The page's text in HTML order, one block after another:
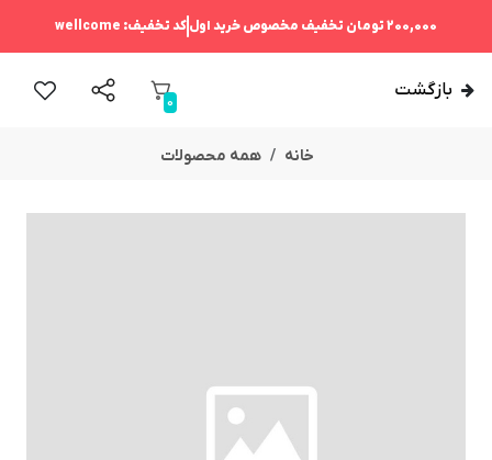
200,000 تومان تخفیف مخصوص خرید اولکد تخفیف: wellcome
بازگشت
0
خانه همه محصولات